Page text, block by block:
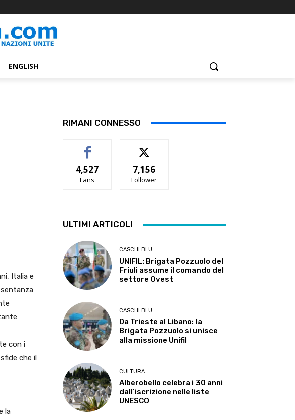
ENGLISH
Italia e
con i
che il
la
RIMANI CONNESSO
4,527
Fans
7,156
Follower
ULTIMI ARTICOLI
CASCHI BLU
UNIFIL: Brigata Pozzuolo del
Friuli assume il comando del
settore Ovest
CASCHI BLU
Da Trieste al Libano: la
Brigata Pozzuolo si unisce
alla missione Unifil
CULTURA
Alberobello celebra i 30 anni
dall’iscrizione nelle liste
UNESCO